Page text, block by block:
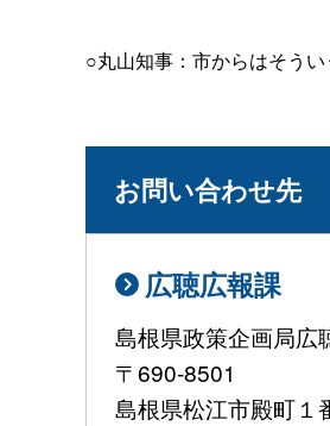
○丸山知事：市からはそう
お問い合わせ先
広聴広報課
島根県政策企画局広
〒690-8501
島根県松江市殿